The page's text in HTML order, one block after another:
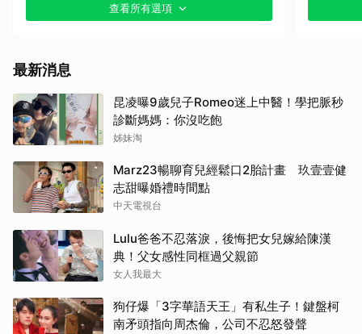
查看所有選項
最新消息
昆凌曝9歲兒子Romeo迷上中醫！學把脈秒
診斷媽媽：你沒吃飽
姊妹淘
Marz23暢聊育兒經鬆口2胎計畫 玖壹壹健
志甜曝婚禮時間點
中天電視台
Lulu爸爸不忍落淚，後悔把女兒嫁給陳漢
典！父女感性同框過父親節
女人我最大
狗仔爆「3字華語天王」有私生子！鍵盤柯
南矛頭指向周杰倫，公司不忍怒發聲